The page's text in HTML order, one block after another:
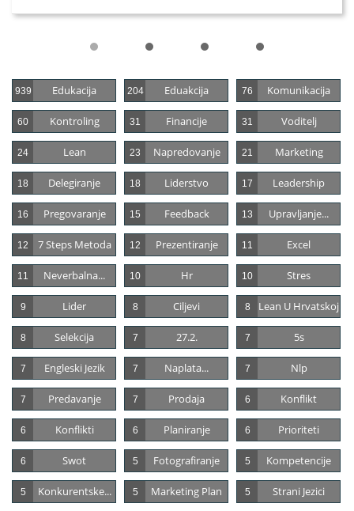
Edukacija
939 Eduakcija
204 Komunikacija
76
Kontroling
60 Financije
31 Voditelj
31
Lean
24 Napredovanje
23 Marketing
21
Delegiranje
18 Liderstvo
18 Leadership
17
Pregovaranje
16 Feedback
15 Upravljanje...
13
7 Steps Metoda
12 Prezentiranje
12 Excel
11
Neverbalna...
11 Hr
10 Stres
10
Lider
9 Ciljevi
8 Lean U Hrvatskoj
8
Selekcija
8 27.2.
7 5s
7
Engleski Jezik
7 Naplata...
7 Nlp
7
Predavanje
7 Prodaja
7 Konflikt
6
Konflikti
6 Planiranje
6 Prioriteti
6
Swot
6 Fotografiranje
5 Kompetencije
5
Konkurentske...
5 Marketing Plan
5 Strani Jezici
5